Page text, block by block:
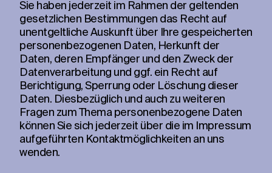
Sie haben jederzeit im Rahmen der geltenden
gesetzlichen Bestimmungen das Recht auf
unentgeltliche Auskunft über Ihre gespeicherten
personenbezogenen Daten, Herkunft der
Daten, deren Empfänger und den Zweck der
Datenverarbeitung und ggf. ein Recht auf
Berichtigung, Sperrung oder Löschung dieser
Daten. Diesbezüglich und auch zu weiteren
Fragen zum Thema personenbezogene Daten
können Sie sich jederzeit über die im Impressum
aufgeführten Kontaktmöglichkeiten an uns
wenden.